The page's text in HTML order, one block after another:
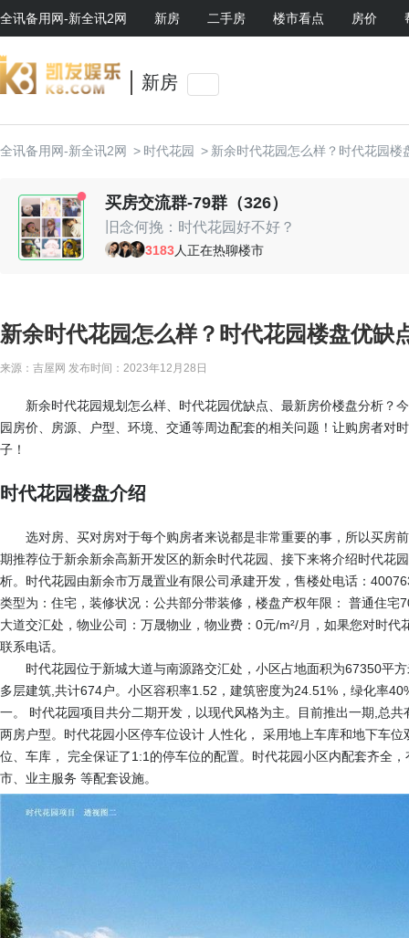
全讯备用网-新全讯2网 新房 二手房 楼市看点 房价
新房
全讯备用网-新全讯2网 > 时代花园 > 新余时代花园怎么样？时代花园楼
买房交流群-79群（326）
旧念何挽：时代花园好不好？
c.yy：对比周边，性价比高
3183人正在热聊楼市
新余时代花园怎么样？时代花园楼盘优缺
来源：吉屋网 发布时间：2023年12月28日
新余时代花园规划怎么样、时代花园优缺点、最新房价楼盘分析？
园房价、房源、户型、环境、交通等周边配套的相关问题！让购房者对
子！
时代花园楼盘介绍
选对房、买对房对于每个购房者来说都是非常重要的事，所以买房
期推荐位于新余新余高新开发区的新余时代花园、接下来将介绍时代花
析。时代花园由新余市万晟置业有限公司承建开发，售楼处电话：
类型为：住宅，装修状况：公共部分带装修，楼盘产权年限： 普通住宅
大道交汇处，物业公司：万晟物业，物业费：0元/m²/月，如果您对时
联系电话。
时代花园位于新城大道与南源路交汇处，小区占地面积为67350平
多层建筑,共计674户。小区容积率1.52，建筑密度为24.51%，绿化率
一。 时代花园项目共分二期开发，以现代风格为主。目前推出一期,总
两房户型。时代花园小区停车位设计 人性化， 采用地上车库和地下车
位、车库， 完全保证了1:1的停车位的配置。时代花园小区内配套齐全
市、业主服务 等配套设施。